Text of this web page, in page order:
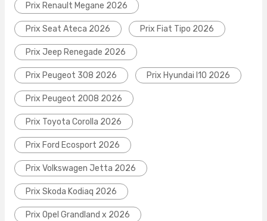
Prix Renault Megane 2026
Prix Seat Ateca 2026 Prix Fiat Tipo 2026
Prix Jeep Renegade 2026
Prix Peugeot 308 2026 Prix Hyundai I10 2026
Prix Peugeot 2008 2026
Prix Toyota Corolla 2026
Prix Ford Ecosport 2026
Prix Volkswagen Jetta 2026
Prix Skoda Kodiaq 2026
Prix Opel Grandland x 2026